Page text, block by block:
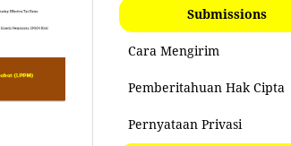
Submissions
Cara Mengirim
Pemberitahuan Hak Cipta
Pernyataan Privasi